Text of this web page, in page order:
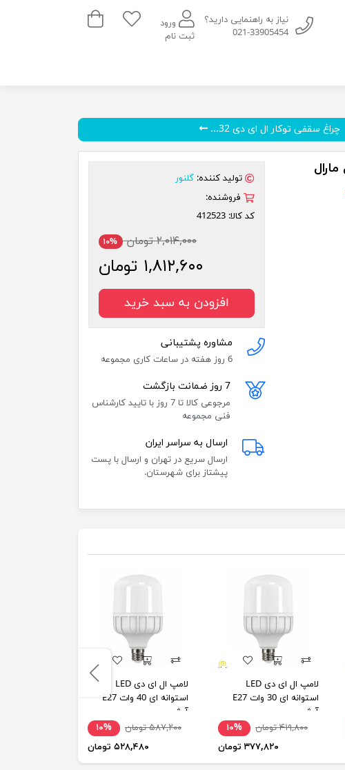
نیاز به راهنمایی دارید؟
021-33905454
ورود
ثبت نام
سبد خرید
چراغ سقفی توکار ال ای دی 32...
تولید کننده: گلنور
فروشنده:
کد کالا: 412523
۲,۰۱۴,۰۰۰ تومان ۱۰%
۱,۸۱۲,۶۰۰ تومان
افزودن به سبد خرید
مشاوره پشتیبانی
6 روز هفته در ساعات کاری مجموعه
7 روز ضمانت بازگشت
مرجوعی کالا تا 7 روز با تایید کارشناس
فنی مجموعه
ارسال به سراسر ایران
ارسال سریع در تهران و ارسال با پست
پیشتاز برای شهرستان.
لامپ ال ای دی LED
استوانه ای 30 وات E27
آرش
۴۱۹,۸۰۰ تومان
۱۰%
۳۷۷,۸۲۰ تومان
لامپ ال ای دی LED
استوانه ای 40 وات E27
آرش
۵۸۷,۲۰۰ تومان
۱۰%
۵۲۸,۴۸۰ تومان